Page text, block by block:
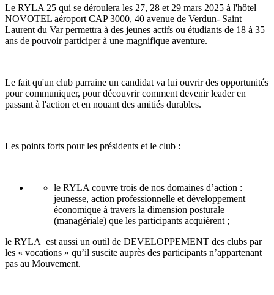
Le RYLA 25 qui se déroulera les 27, 28 et 29 mars 2025 à l'hôtel
NOVOTEL aéroport CAP 3000, 40 avenue de Verdun- Saint
Laurent du Var permettra à des jeunes actifs ou étudiants de 18 à 35
ans de pouvoir participer à une magnifique aventure.
Le fait qu'un club parraine un candidat va lui ouvrir des opportunités
pour communiquer, pour découvrir comment devenir leader en
passant à l'action et en nouant des amitiés durables.
Les points forts pour les présidents et le club :
le RYLA couvre trois de nos domaines d’action :
jeunesse, action professionnelle et développement
économique à travers la dimension posturale
(managériale) que les participants acquièrent ;
le RYLA est aussi un outil de DEVELOPPEMENT des clubs par
les « vocations » qu’il suscite auprès des participants n’appartenant
pas au Mouvement.